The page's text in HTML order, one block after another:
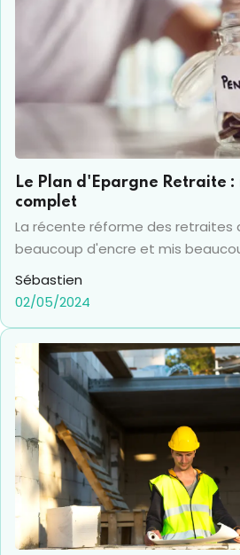
Le Plan d'Epargne Retraite
complet
La récente réforme des retraites
beaucoup d'encre et mis
rue. Elle a surtout montré le
opinion fière de ses acquis
des retraites, avec une vision
la pérennité du système. C'est
l'intérêt du PER (Plan d'Épargne
véritable boom, attirant à lui
un réel engouement. Pour y voir un
Calculer.com vous a donc
sur le sujet !
Sébastien
02/05/2024